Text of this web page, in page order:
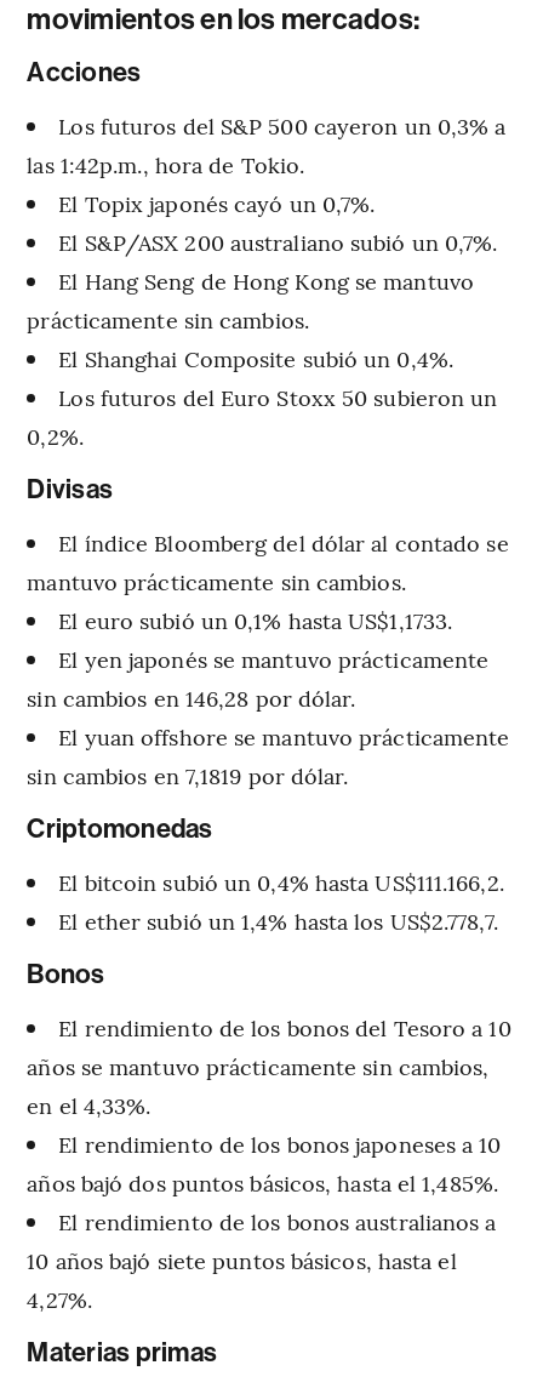
movimientos en los mercados:
Acciones
Los futuros del S&P 500 cayeron un 0,3% a
las 1:42p.m., hora de Tokio.
El Topix japonés cayó un 0,7%.
El S&P/ASX 200 australiano subió un 0,7%.
El Hang Seng de Hong Kong se mantuvo
prácticamente sin cambios.
El Shanghai Composite subió un 0,4%.
Los futuros del Euro Stoxx 50 subieron un
0,2%.
Divisas
El índice Bloomberg del dólar al contado se
mantuvo prácticamente sin cambios.
El euro subió un 0,1% hasta US$1,1733.
El yen japonés se mantuvo prácticamente
sin cambios en 146,28 por dólar.
El yuan offshore se mantuvo prácticamente
sin cambios en 7,1819 por dólar.
Criptomonedas
El bitcoin subió un 0,4% hasta US$111.166,2.
El ether subió un 1,4% hasta los US$2.778,7.
Bonos
El rendimiento de los bonos del Tesoro a 10
años se mantuvo prácticamente sin cambios,
en el 4,33%.
El rendimiento de los bonos japoneses a 10
años bajó dos puntos básicos, hasta el 1,485%.
El rendimiento de los bonos australianos a
10 años bajó siete puntos básicos, hasta el
4,27%.
Materias primas